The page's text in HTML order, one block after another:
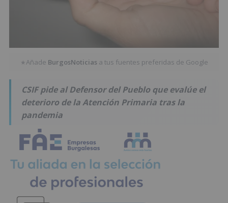
★Añade BurgosNoticias a tus fuentes preferidas de Google
CSIF pide al Defensor del Pueblo que evalúe el
deterioro de la Atención Primaria tras la
pandemia